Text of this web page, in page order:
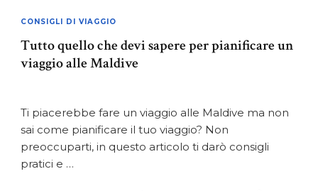
CONSIGLI DI VIAGGIO
Tutto quello che devi sapere per pianificare un
viaggio alle Maldive
Ti piacerebbe fare un viaggio alle Maldive ma non
sai come pianificare il tuo viaggio? Non
preoccuparti, in questo articolo ti darò consigli
pratici e …